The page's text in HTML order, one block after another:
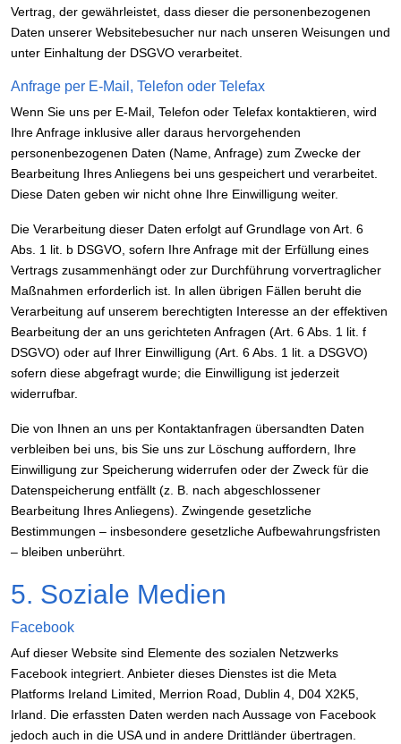
Vertrag, der gewährleistet, dass dieser die personenbezogenen
Daten unserer Websitebesucher nur nach unseren Weisungen und
unter Einhaltung der DSGVO verarbeitet.
Anfrage per E-Mail, Telefon oder Telefax
Wenn Sie uns per E-Mail, Telefon oder Telefax kontaktieren, wird
Ihre Anfrage inklusive aller daraus hervorgehenden
personenbezogenen Daten (Name, Anfrage) zum Zwecke der
Bearbeitung Ihres Anliegens bei uns gespeichert und verarbeitet.
Diese Daten geben wir nicht ohne Ihre Einwilligung weiter.
Die Verarbeitung dieser Daten erfolgt auf Grundlage von Art. 6
Abs. 1 lit. b DSGVO, sofern Ihre Anfrage mit der Erfüllung eines
Vertrags zusammenhängt oder zur Durchführung vorvertraglicher
Maßnahmen erforderlich ist. In allen übrigen Fällen beruht die
Verarbeitung auf unserem berechtigten Interesse an der effektiven
Bearbeitung der an uns gerichteten Anfragen (Art. 6 Abs. 1 lit. f
DSGVO) oder auf Ihrer Einwilligung (Art. 6 Abs. 1 lit. a DSGVO)
sofern diese abgefragt wurde; die Einwilligung ist jederzeit
widerrufbar.
Die von Ihnen an uns per Kontaktanfragen übersandten Daten
verbleiben bei uns, bis Sie uns zur Löschung auffordern, Ihre
Einwilligung zur Speicherung widerrufen oder der Zweck für die
Datenspeicherung entfällt (z. B. nach abgeschlossener
Bearbeitung Ihres Anliegens). Zwingende gesetzliche
Bestimmungen – insbesondere gesetzliche Aufbewahrungsfristen
– bleiben unberührt.
5. Soziale Medien
Facebook
Auf dieser Website sind Elemente des sozialen Netzwerks
Facebook integriert. Anbieter dieses Dienstes ist die Meta
Platforms Ireland Limited, Merrion Road, Dublin 4, D04 X2K5,
Irland. Die erfassten Daten werden nach Aussage von Facebook
jedoch auch in die USA und in andere Drittländer übertragen.